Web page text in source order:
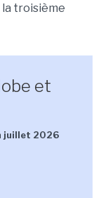
la troisième
et
juillet 2026